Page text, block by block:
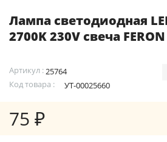
Лампа светодиодная
2700K 230V свеча
Артикул :25764
Код товара :
УТ-00025660
75 ₽